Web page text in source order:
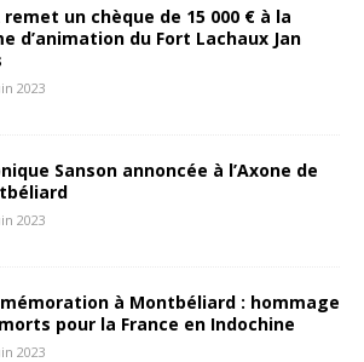
remet un chèque de 15 000 € à la
d’animation du Fort Lachaux Jan
2023
Sanson annoncée à l’Axone de
2023
à Montbéliard : hommage
pour la France en Indochine
2023